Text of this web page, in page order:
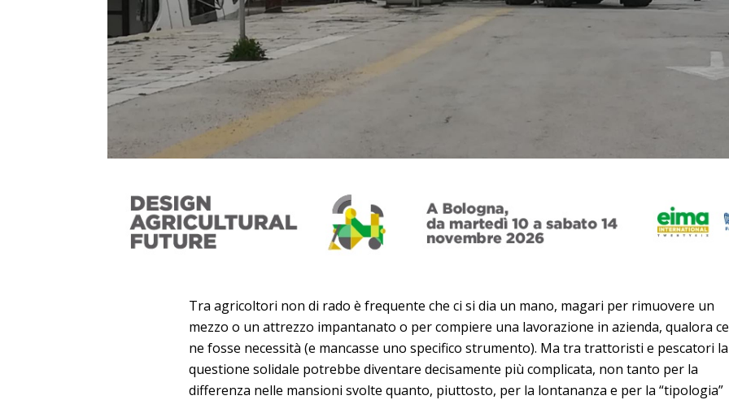
Tra agricoltori non di rado è frequente che ci si dia un mano, magari per rimuovere un
mezzo o un attrezzo impantanato o per compiere una lavorazione in azienda, qualora ce
ne fosse necessità (e mancasse uno specifico strumento). Ma tra trattoristi e pescatori la
questione solidale potrebbe diventare decisamente più complicata, non tanto per la
differenza nelle mansioni svolte quanto, piuttosto, per la lontananza e per la “tipologia”